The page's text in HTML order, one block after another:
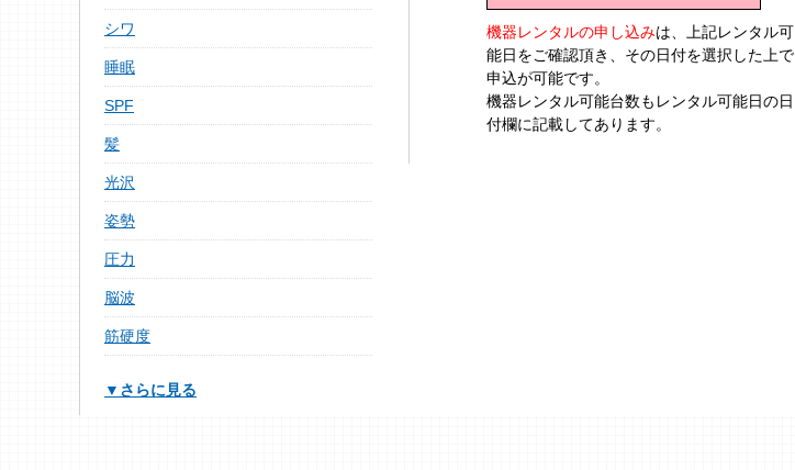
機器レンタルの申し込みは、上記レンタル可
能日をご確認頂き、その日付を選択した上で
申込が可能です。
機器レンタル可能台数もレンタル可能日の日
付欄に記載してあります。
シワ
睡眠
SPF
髪
光沢
姿勢
圧力
脳波
筋硬度
▼さらに見る